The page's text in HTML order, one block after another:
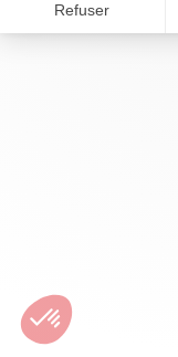
Refuser